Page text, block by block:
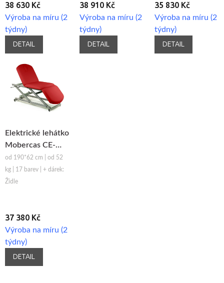
38 630 Kč
Výroba na míru (2
týdny)
DETAIL
38 910 Kč
Výroba na míru (2
týdny)
DETAIL
35 830 Kč
Výroba na míru (2
týdny)
DETAIL
Elektrické lehátko
Mobercas CE-
2137
od 190*62 cm | od 52
kg | 17 barev | + dárek:
Židle
37 380 Kč
Výroba na míru (2
týdny)
DETAIL